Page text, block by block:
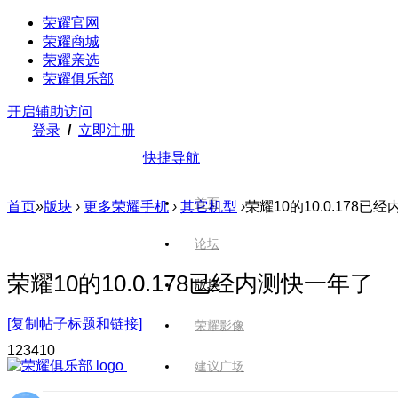
荣耀官网
荣耀商城
荣耀亲选
荣耀俱乐部
开启辅助访问
登录 / 立即注册
快捷导航
首页
论坛
版块
荣耀影像
建议广场
首页»版块 › 更多荣耀手机 › 其它机型 ›荣耀10的10.0.178已经
荣耀10的10.0.178已经内测快一年了
[复制帖子标题和链接]
123410